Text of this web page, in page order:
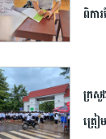
ពិកា
ក្រសួ
ត្រៀ